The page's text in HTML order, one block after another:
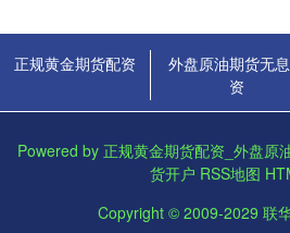
正规黄金期货配资
外盘原油期货无
资
Powered by 正规黄金期货配资_外盘原
货开户 RSS地图
Copyright © 2009-2029 联